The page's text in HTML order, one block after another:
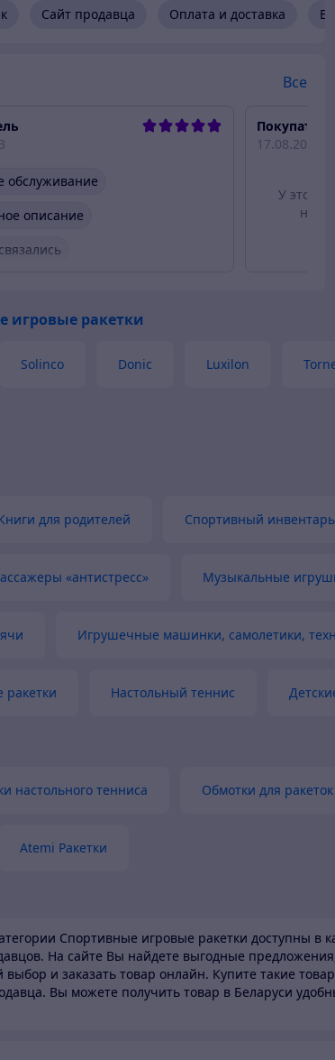
Сайт продавца Оплата и доставка
Все
обслуживание
описание
продавец
Актуальная цена
Покупатель
17.08.2023
У этого
но
игровые ракетки
Solinco Donic Luxilon
для родителей Спортивный инвентарь
«антистресс» Музыкальные
Игрушечные машинки, самолетики,
Настольный теннис
настольного тенниса Обмотки для ракеток
Atemi Ракетки
Спортивные игровые ракетки доступны в
На сайте Вы найдете выгодные
и заказать товар онлайн. Купите такие
Вы можете получить товар в Беларуси